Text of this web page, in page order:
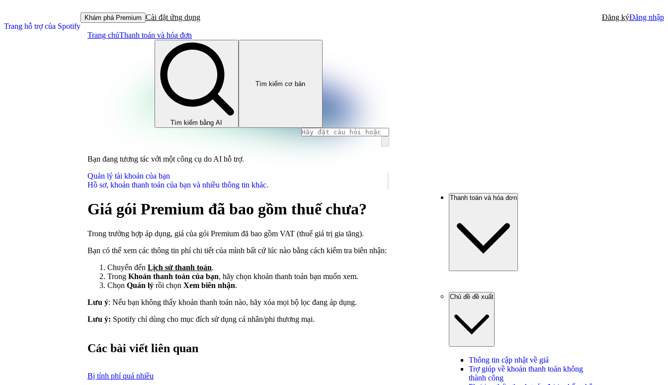
Trang hỗ trợ của Spotify
Khám phá Premium Cài đặt ứng dụng Đăng kýĐăng nhập
Trang chủThanh toán và hóa đơn
Tìm kiếm bằng AI
Tìm kiếm cơ bản
Bạn đang tương tác với một công cụ do AI hỗ trợ.
Quản lý tài khoản của bạn
Hồ sơ, khoản thanh toán của bạn và nhiều thông tin khác.
Giá gói Premium đã bao gồm thuế chưa?
Trong trường hợp áp dụng, giá của gói Premium đã bao gồm VAT (thuế giá trị gia tăng).
Bạn có thể xem các thông tin phí chi tiết của mình bất cứ lúc nào bằng cách kiểm tra biên nhận:
Chuyển đến Lịch sử thanh toán.
Trong Khoản thanh toán của bạn, hãy chọn khoản thanh toán bạn muốn xem.
Chọn Quản lý rồi chọn Xem biên nhận.
Lưu ý: Nếu bạn không thấy khoản thanh toán nào, hãy xóa mọi bộ lọc đang áp dụng.
Lưu ý: Spotify chỉ dùng cho mục đích sử dụng cá nhân/phi thương mại.
Các bài viết liên quan
Bị tính phí quá nhiều
Thanh toán và hóa đơn
Chủ đề đề xuất
Thông tin cập nhật về giá
Trợ giúp về khoản thanh toán không
thành công